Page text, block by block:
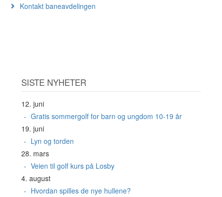
Kontakt baneavdelingen
SISTE NYHETER
12. juni
Gratis sommergolf for barn og ungdom 10-19 år
19. juni
Lyn og torden
28. mars
Veien til golf kurs på Losby
4. august
Hvordan spilles de nye hullene?